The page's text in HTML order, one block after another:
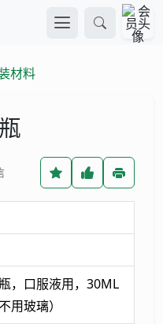
材料
，口服液用，30ML
用玻璃）